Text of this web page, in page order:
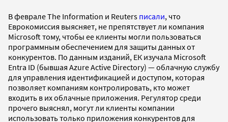
В феврале The Information и Reuters писали, что
Еврокомиссия выясняет, не препятствует ли компания
Microsoft тому, чтобы ее клиенты могли пользоваться
программным обеспечением для защиты данных от
конкурентов. По данным изданий, ЕК изучала Microsoft
Entra ID (бывшая Azure Active Directory) — облачную службу
для управления идентификацией и доступом, которая
позволяет компаниям контролировать, кто может
входить в их облачные приложения. Регулятор среди
прочего выяснял, могут ли клиенты компании
использовать только приложения конкурентов для